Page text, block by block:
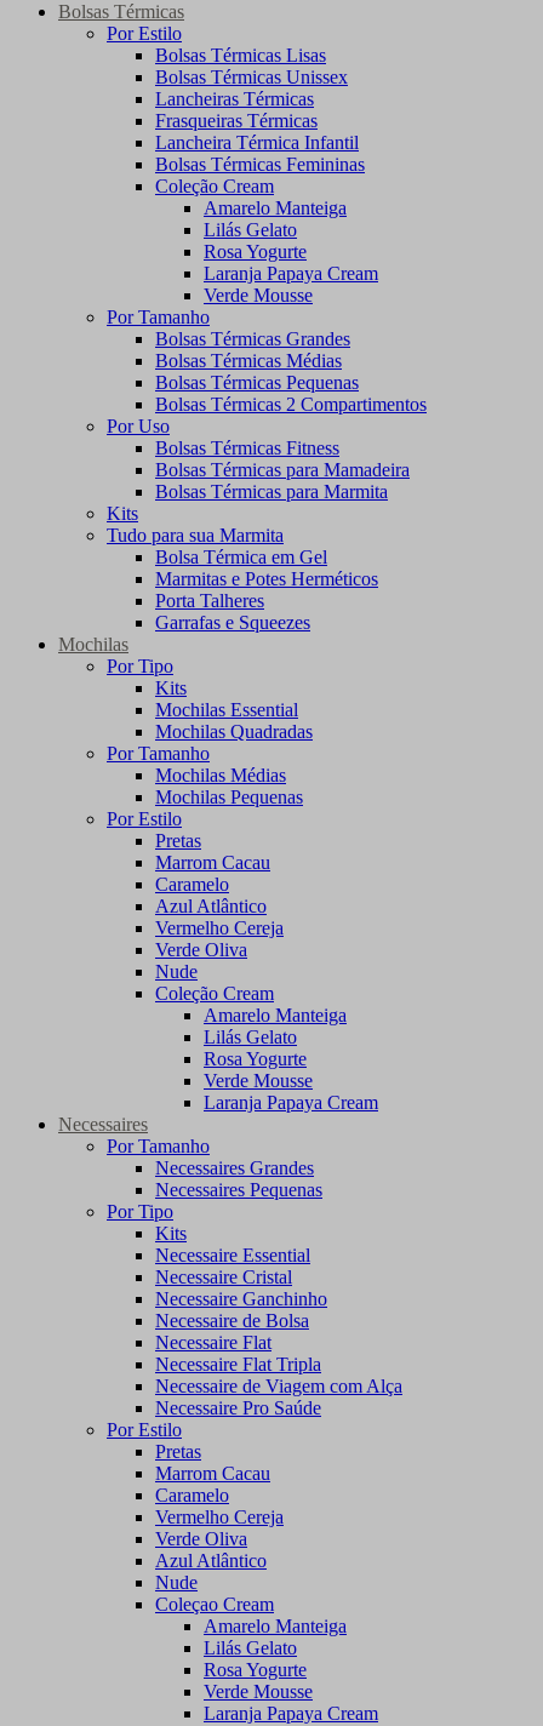
Bolsas Térmicas
Por Estilo
Bolsas Térmicas Lisas
Bolsas Térmicas Unissex
Lancheiras Térmicas
Frasqueiras Térmicas
Lancheira Térmica Infantil
Bolsas Térmicas Femininas
Coleção Cream
Amarelo Manteiga
Lilás Gelato
Rosa Yogurte
Laranja Papaya Cream
Verde Mousse
Por Tamanho
Bolsas Térmicas Grandes
Bolsas Térmicas Médias
Bolsas Térmicas Pequenas
Bolsas Térmicas 2 Compartimentos
Por Uso
Bolsas Térmicas Fitness
Bolsas Térmicas para Mamadeira
Bolsas Térmicas para Marmita
Kits
Tudo para sua Marmita
Bolsa Térmica em Gel
Marmitas e Potes Herméticos
Porta Talheres
Garrafas e Squeezes
Mochilas
Por Tipo
Kits
Mochilas Essential
Mochilas Quadradas
Por Tamanho
Mochilas Médias
Mochilas Pequenas
Por Estilo
Pretas
Marrom Cacau
Caramelo
Azul Atlântico
Vermelho Cereja
Verde Oliva
Nude
Coleção Cream
Amarelo Manteiga
Lilás Gelato
Rosa Yogurte
Verde Mousse
Laranja Papaya Cream
Necessaires
Por Tamanho
Necessaires Grandes
Necessaires Pequenas
Por Tipo
Kits
Necessaire Essential
Necessaire Cristal
Necessaire Ganchinho
Necessaire de Bolsa
Necessaire Flat
Necessaire Flat Tripla
Necessaire de Viagem com Alça
Necessaire Pro Saúde
Por Estilo
Pretas
Marrom Cacau
Caramelo
Vermelho Cereja
Verde Oliva
Azul Atlântico
Nude
Coleçao Cream
Amarelo Manteiga
Lilás Gelato
Rosa Yogurte
Verde Mousse
Laranja Papaya Cream